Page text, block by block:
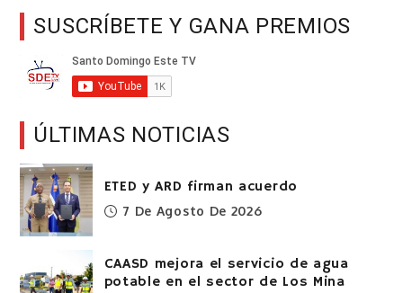
SUSCRÍBETE Y GANA PREMIOS
ÚLTIMAS NOTICIAS
ETED y ARD firman acuerdo
7 De Agosto De 2026
CAASD mejora el servicio de agua
potable en el sector de Los Mina